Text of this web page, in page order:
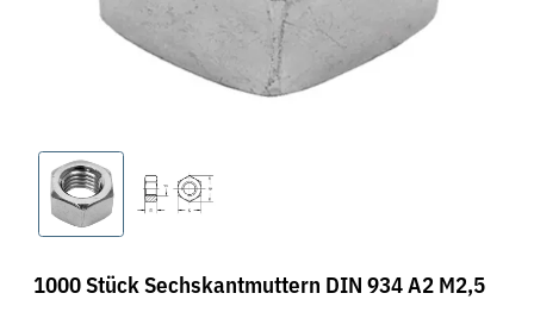
1000 Stück Sechskantmuttern DIN 934 A2 M2,5